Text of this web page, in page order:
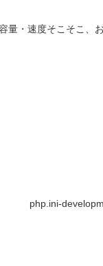
php.ini-